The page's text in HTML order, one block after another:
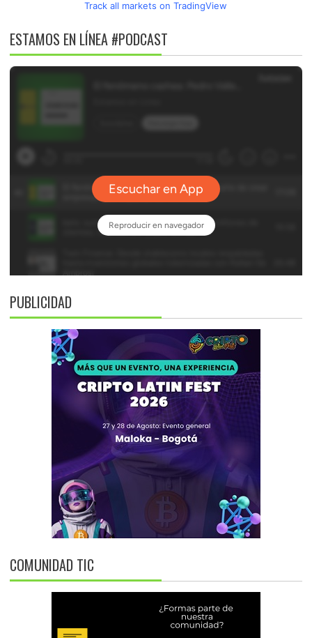
Track all markets on TradingView
ESTAMOS EN LÍNEA #PODCAST
PUBLICIDAD
COMUNIDAD TIC